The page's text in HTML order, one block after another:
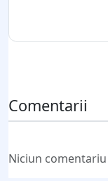
Comentarii
Niciun